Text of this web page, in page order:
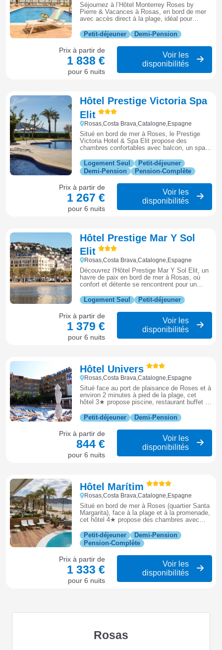
Séjournez à l’Hôtel Monterrey Roses by
Pierre & Vacances à Rosas, en bord de mer
avec accès direct à la plage, idéal pour
détente et balades.
Petit-déjeuner Demi-Pension
Prix à partir de
1 838 €
pour 6 nuits
Voir les
disponibilités
Hôtel Prestige Victoria Spa
Elit
Rosas,Costa Brava,Catalogne,Espagne
Situé en bord de mer à Roses, le Prestige
Victoria Hotel & Spa Elit propose des
chambres confortables avec balcon, un spa
un accès direct à la plage.
Logement Seul
Petit-déjeuner
Demi-Pension
Pension-Complète
Prix à partir de
1 267 €
pour 6 nuits
Voir les
disponibilités
Hôtel Prestige Mar Y Sol
Elit
Rosas,Costa Brava,Catalogne,Espagne
Découvrez l'Hôtel Prestige Mar Y Sol Elit, un
havre de paix en bord de mer à Rosas, où
confort et détente se rencontrent pour un
Logement Seul
Petit-déjeuner
Prix à partir de
1 379 €
pour 6 nuits
Voir les
disponibilités
Hôtel Univers
Rosas,Costa Brava,Catalogne,Espagne
Situé face au port de plaisance de Roses et à
environ 2 minutes à pied de la plage, cet
hôtel 3★ propose piscine, restaurant buffet et
entre mer et centre-ville.
Petit-déjeuner Demi-Pension
Prix à partir de
844 €
pour 6 nuits
Voir les
disponibilités
Hôtel Marítim
Rosas,Costa Brava,Catalogne,Espagne
Situé en bord de mer à Roses (quartier Santa
Margarita), face à la plage et à la promenade,
cet hôtel 4★ propose des chambres avec
Petit-déjeuner
Demi-Pension
Pension-Complète
Prix à partir de
1 333 €
pour 6 nuits
Voir les
disponibilités
Rosas